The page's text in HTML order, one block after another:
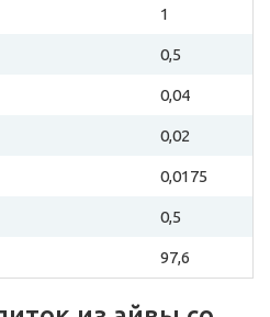
1
0,5
0,04
0,02
0,0175
0,5
97,6